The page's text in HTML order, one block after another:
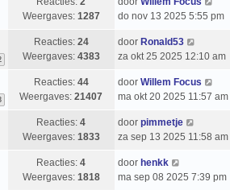
Weergaves: 1287
do nov 13 2025 5:55 pm
Reacties: 24
Weergaves: 4383
door Ronald53
za okt 25 2025 12:10 am
Reacties: 44
Weergaves:21407
door Willem Focus
ma okt 20 2025 11:57 am
Reacties:4
Weergaves: 1833
door pimmetje
za sep 13 2025 11:58 am
Reacties:4
Weergaves: 1818
door henkk
ma sep 08 2025 7:39 pm